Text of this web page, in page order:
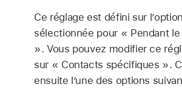
Ce réglage est défini sur
sélectionnée pour « Pendant le
». Vous pouvez modifier ce
sur « Contacts spécifiques ».
ensuite l’une des options